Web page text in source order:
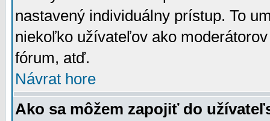
nastavený individuálny prístup. To
niekoľko užívateľov ako
fórum, atď.
Návrat hore
Ako sa môžem zapojiť do